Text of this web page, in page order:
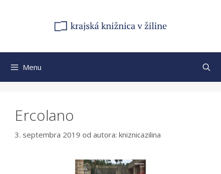
Menu
Ercolano
3. septembra 2019 od autora: kniznicazilina